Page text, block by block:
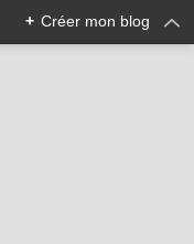
+ Créer mon blog